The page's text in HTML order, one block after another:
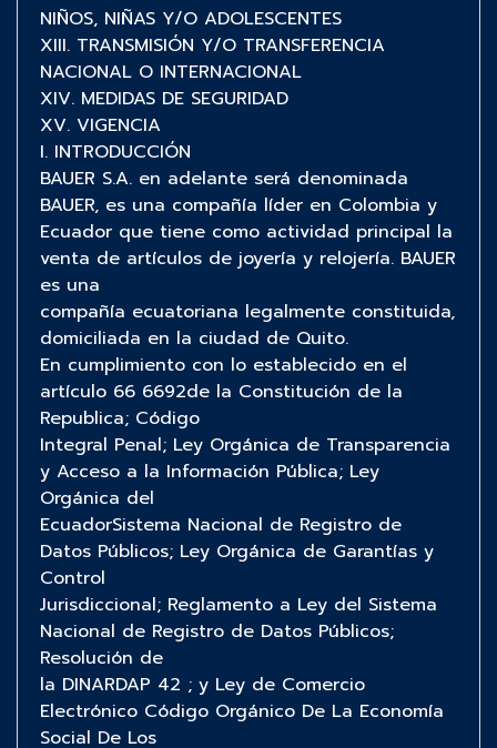
NIÑOS, NIÑAS Y/O ADOLESCENTES
XIII. TRANSMISIÓN Y/O TRANSFERENCIA
NACIONAL O INTERNACIONAL
XIV. MEDIDAS DE SEGURIDAD
XV. VIGENCIA
I. INTRODUCCIÓN
BAUER S.A. en adelante será denominada
BAUER, es una compañía líder en Colombia y
Ecuador que tiene como actividad principal la
venta de artículos de joyería y relojería. BAUER
es una
compañía ecuatoriana legalmente constituida,
domiciliada en la ciudad de Quito.
En cumplimiento con lo establecido en el
artículo 66 6692de la Constitución de la
Republica; Código
Integral Penal; Ley Orgánica de Transparencia
y Acceso a la Información Pública; Ley
Orgánica del
EcuadorSistema Nacional de Registro de
Datos Públicos; Ley Orgánica de Garantías y
Control
Jurisdiccional; Reglamento a Ley del Sistema
Nacional de Registro de Datos Públicos;
Resolución de
la DINARDAP 42 ; y Ley de Comercio
Electrónico Código Orgánico De La Economía
Social De Los